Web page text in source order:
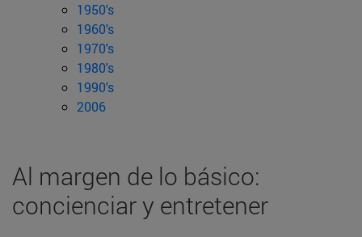
1950's
1960's
1970's
1980's
1990's
2006
Al margen de lo básico:
concienciar y entretener